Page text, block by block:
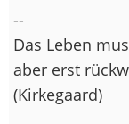
--
Das Leben
aber erst
(Kirkegaard)